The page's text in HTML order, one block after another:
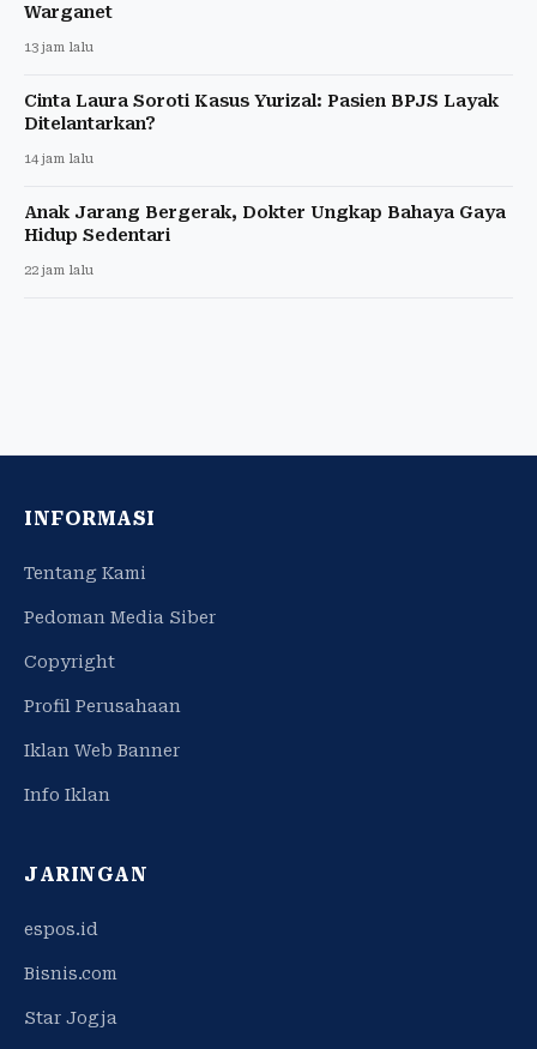
Warganet
13 jam lalu
Cinta Laura Soroti Kasus Yurizal: Pasien BPJS Layak
Ditelantarkan?
14 jam lalu
Anak Jarang Bergerak, Dokter Ungkap Bahaya Gaya
Hidup Sedentari
22 jam lalu
INFORMASI
Tentang Kami
Pedoman Media Siber
Copyright
Profil Perusahaan
Iklan Web Banner
Info Iklan
JARINGAN
espos.id
Bisnis.com
Star Jogja